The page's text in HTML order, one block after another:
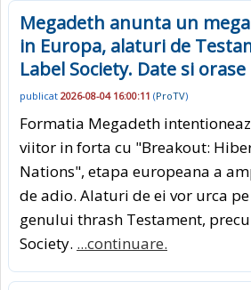
Megadeth anunta un
in Europa, alaturi de
Label Society. Date si orase
publicat 2026-08-04 16:00:11 (ProTV)
Formatia Megadeth
viitor in forta cu "Breakout:
Nations", etapa europeana a
de adio. Alaturi de ei vor urca
genului thrash Testament,
Society. ...continuare.